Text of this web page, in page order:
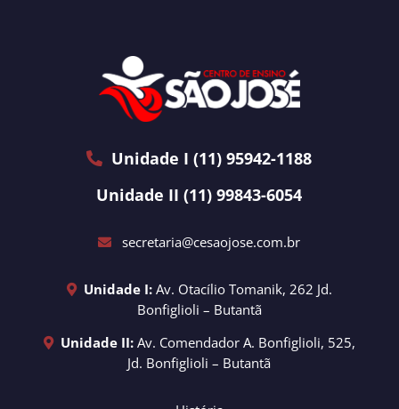
Unidade I (11) 95942-1188
Unidade II (11) 99843-6054
secretaria@cesaojose.com.br
Unidade I: Av. Otacílio Tomanik, 262 Jd.
Bonfiglioli – Butantã
Unidade II: Av. Comendador A. Bonfiglioli, 525,
Jd. Bonfiglioli – Butantã